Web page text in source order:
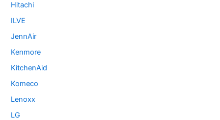
Hitachi
ILVE
JennAir
Kenmore
KitchenAid
Komeco
Lenoxx
LG